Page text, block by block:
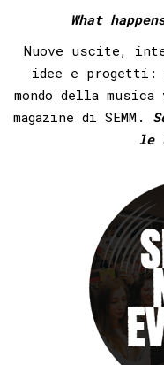
What
Nuove uscite,
idee e progetti:
mondo della
magazine di SEMM.
le